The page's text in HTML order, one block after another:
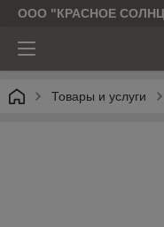
ООО "КРАСНОЕ
Товары и услуги